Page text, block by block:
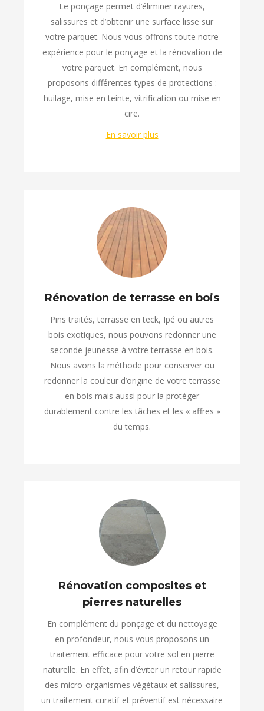
Le ponçage permet d’éliminer rayures,
salissures et d’obtenir une surface lisse sur
votre parquet. Nous vous offrons toute notre
expérience pour le ponçage et la rénovation de
votre parquet. En complément, nous
proposons différentes types de protections :
huilage, mise en teinte, vitrification ou mise en
cire.
En savoir plus
Rénovation de terrasse en bois
Pins traités, terrasse en teck, Ipé ou autres
bois exotiques, nous pouvons redonner une
seconde jeunesse à votre terrasse en bois.
Nous avons la méthode pour conserver ou
redonner la couleur d’origine de votre terrasse
en bois mais aussi pour la protéger
durablement contre les tâches et les « affres »
du temps.
Rénovation composites et
pierres naturelles
En complément du ponçage et du nettoyage
en profondeur, nous vous proposons un
traitement efficace pour votre sol en pierre
naturelle. En effet, afin d’éviter un retour rapide
des micro-organismes végétaux et salissures,
un traitement curatif et préventif est nécessaire